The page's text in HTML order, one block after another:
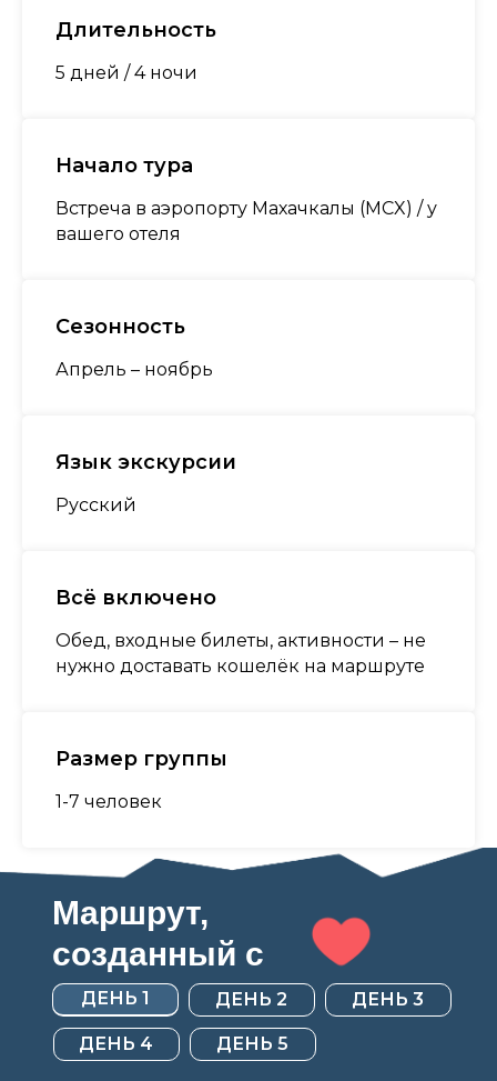
Длительность
5 дней / 4 ночи
Начало тура
Встреча в аэропорту Махачкалы (MCX) / у
вашего отеля
Сезонность
Апрель – ноябрь
Язык экскурсии
Русский
Всё включено
Обед, входные билеты, активности – не
нужно доставать кошелёк на маршруте
Размер группы
1-7 человек
Маршрут,
созданный с
ДЕНЬ 5
ДЕНЬ 4
ДЕНЬ 3
ДЕНЬ 2
ДЕНЬ 1